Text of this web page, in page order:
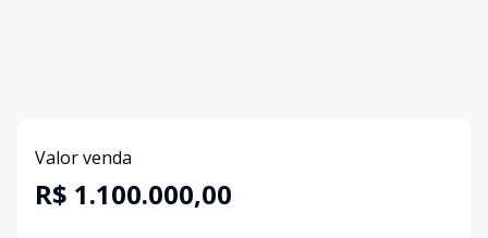
Valor venda
R$ 1.100.000,00